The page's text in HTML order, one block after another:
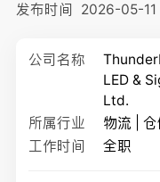
发布时间 2026-05-11
公司名称
LED &
Ltd.
所属行业 物流 | 仓
工作时间
全职